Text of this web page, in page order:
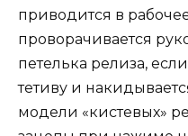
приводится в
проворачивается
петелька релиза,
тетиву и
модели «кистевых»